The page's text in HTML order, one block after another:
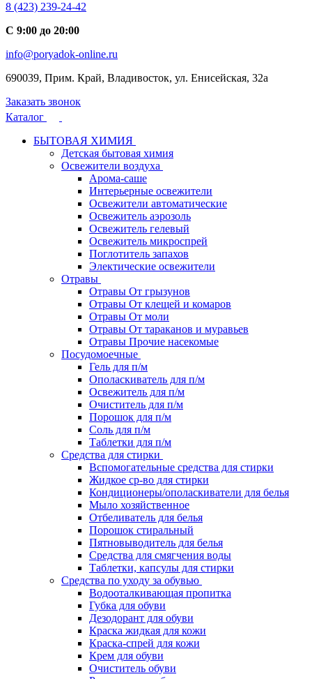
8 (423) 239-24-42
С 9:00 до 20:00
info@poryadok-online.ru
690039, Прим. Край, Владивосток, ул. Енисейская, 32а
Заказать звонок
Каталог
БЫТОВАЯ ХИМИЯ
Детская бытовая химия
Освежители воздуха
Арома-саше
Интерьерные освежители
Освежители автоматические
Освежитель аэрозоль
Освежитель гелевый
Освежитель микроспрей
Поглотитель запахов
Электические освежители
Отравы
Отравы От грызунов
Отравы От клещей и комаров
Отравы От моли
Отравы От тараканов и муравьев
Отравы Прочие насекомые
Посудомоечные
Гель для п/м
Ополаскиватель для п/м
Освежитель для п/м
Очиститель для п/м
Порошок для п/м
Соль для п/м
Таблетки для п/м
Средства для стирки
Вспомогательные средства для стирки
Жидкое ср-во для стирки
Кондиционеры/ополаскиватели для белья
Мыло хозяйственное
Отбеливатель для белья
Порошок стиральный
Пятновыводитель для белья
Средства для смягчения воды
Таблетки, капсулы для стирки
Средства по уходу за обувью
Водооталкивающая пропитка
Губка для обуви
Дезодорант для обуви
Краска жидкая для кожи
Краска-спрей для кожи
Крем для обуви
Очиститель обуви